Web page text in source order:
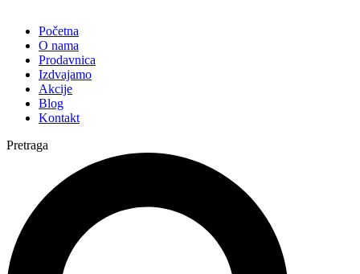
Početna
O nama
Prodavnica
Izdvajamo
Akcije
Blog
Kontakt
Pretraga